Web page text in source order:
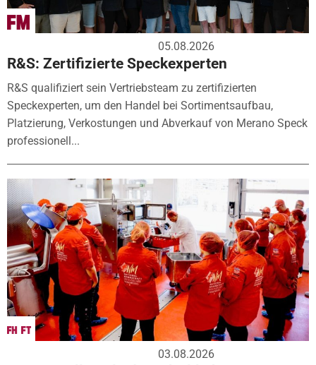
05.08.2026
R&S: Zertifizierte Speckexperten
R&S qualifiziert sein Vertriebsteam zu zertifizierten
Speckexperten, um den Handel bei Sortimentsaufbau,
Platzierung, Verkostungen und Abverkauf von Merano Speck
professionell...
03.08.2026